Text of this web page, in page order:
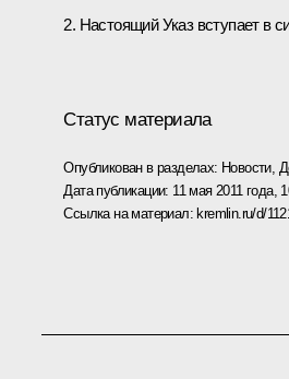
2. Настоящий Указ вступает в
Статус материала
Опубликован в разделах: Новости,
Дата публикации: 11 мая 2011 года,
Ссылка на материал: kremlin.ru/d/